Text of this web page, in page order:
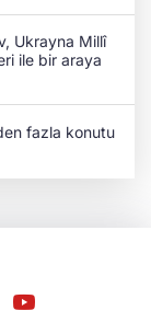
Ukrayna Millî
ile bir araya
fazla konutu